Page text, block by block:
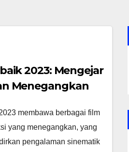
2023: Mengejar
Menegangkan
membawa berbagai film
yang menegangkan, yang
pengalaman sinematik